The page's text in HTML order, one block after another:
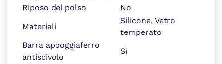
Riposo del polso
No
Materiali
Silicone, Vetro
temperato
Barra appoggiaferro
antiscivolo
Sì